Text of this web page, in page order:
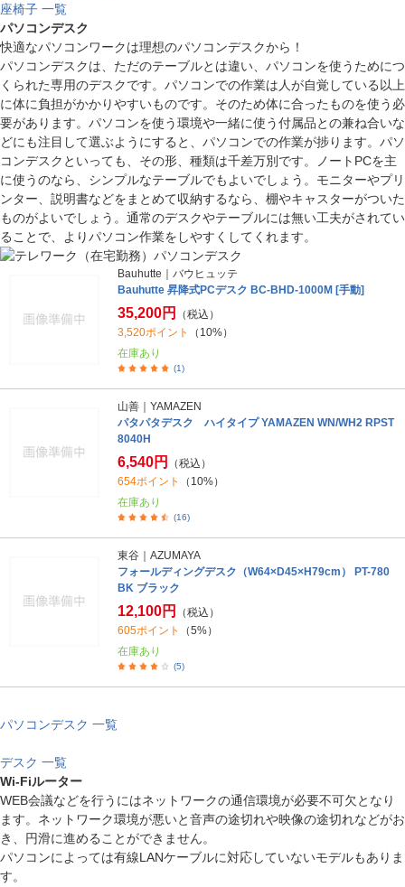
座椅子 一覧
パソコンデスク
快適なパソコンワークは理想のパソコンデスクから！
パソコンデスクは、ただのテーブルとは違い、パソコンを使うためにつ
くられた専用のデスクです。パソコンでの作業は人が自覚している以上
に体に負担がかかりやすいものです。そのため体に合ったものを使う必
要があります。パソコンを使う環境や一緒に使う付属品との兼ね合いな
どにも注目して選ぶようにすると、パソコンでの作業が捗ります。パソ
コンデスクといっても、その形、種類は千差万別です。ノートPCを主
に使うのなら、シンプルなテーブルでもよいでしょう。モニターやプリ
ンター、説明書などをまとめて収納するなら、棚やキャスターがついた
ものがよいでしょう。通常のデスクやテーブルには無い工夫がされてい
ることで、よりパソコン作業をしやすくしてくれます。
Bauhutte｜バウヒュッテ
Bauhutte 昇降式PCデスク BC-BHD-1000M [手動]
35,200円
（税込）
3,520ポイント
（10%）
在庫あり
(1)
山善｜YAMAZEN
パタパタデスク ハイタイプ YAMAZEN WN/WH2 RPST
8040H
6,540円
（税込）
654ポイント
（10%）
在庫あり
(16)
東谷｜AZUMAYA
フォールディングデスク（W64×D45×H79cm） PT-780
BK ブラック
12,100円
（税込）
605ポイント
（5%）
在庫あり
(5)
パソコンデスク 一覧
デスク 一覧
Wi-Fiルーター
WEB会議などを行うにはネットワークの通信環境が必要不可欠となり
ます。ネットワーク環境が悪いと音声の途切れや映像の途切れなどがお
き、円滑に進めることができません。
パソコンによっては有線LANケーブルに対応していないモデルもありま
す。